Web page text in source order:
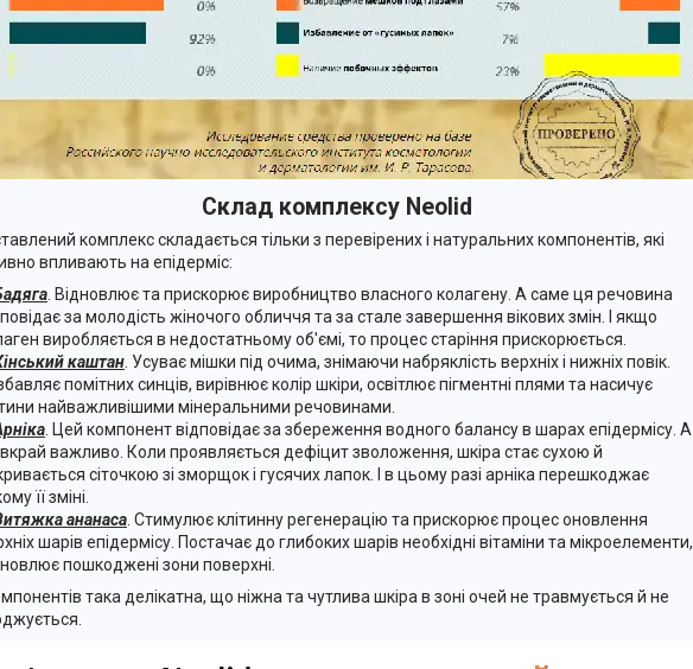
Склад комплексу Neolid
комплекс складається тільки з перевірених і натуральних компонентів, які
впливають на епідерміс:
. Відновлює та прискорює виробництво власного колагену. А саме ця речовина
за молодість жіночого обличчя та за стале завершення вікових змін. І якщо
виробляється в недостатньому об'ємі, то процес старіння прискорюється.
каштан . Усуває мішки під очима, знімаючи набряклість верхніх і нижніх повік.
помітних синців, вирівнює колір шкіри, освітлює пігментні плями та насичує
найважливішими мінеральними речовинами.
. Цей компонент відповідає за збереження водного балансу в шарах епідермісу. А
важливо. Коли проявляється дефіцит зволоження, шкіра стає сухою й
сіточкою зі зморщок і гусячих лапок. І в цьому разі арніка перешкоджає
її зміні.
ананаса . Стимулює клітинну регенерацію та прискорює процес оновлення
шарів епідермісу. Постачає до глибоких шарів необхідні вітаміни та мікроелементи,
пошкоджені зони поверхні.
така делікатна, що ніжна та чутлива шкіра в зоні очей не травмується й не